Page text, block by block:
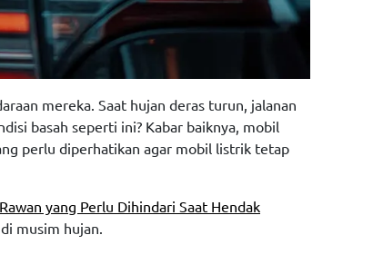
mereka. Saat hujan deras turun, jalanan
basah seperti ini? Kabar baiknya, mobil
perlu diperhatikan agar mobil listrik tetap
yang Perlu Dihindari Saat Hendak
musim hujan.